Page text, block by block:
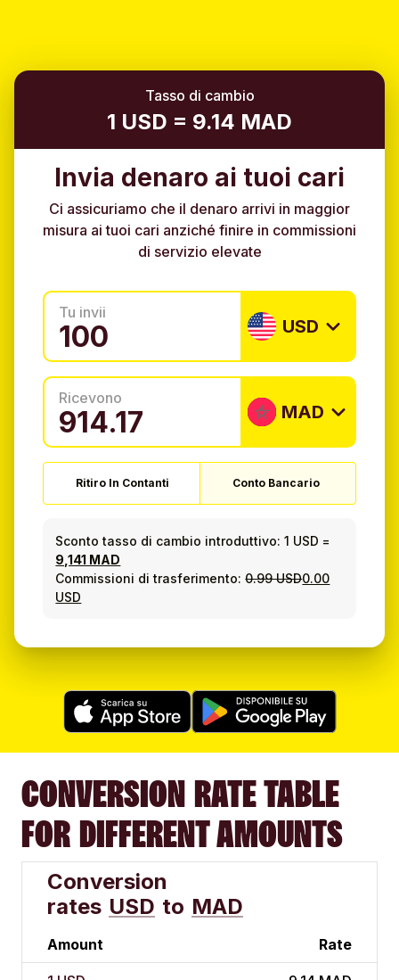
Tasso di cambio
1 USD = 9.14 MAD
Invia denaro ai tuoi cari
Ci assicuriamo che il denaro arrivi in maggior
misura ai tuoi cari anziché finire in commissioni
di servizio elevate
Tu invii
USD
Ricevono
MAD
Ritiro In Contanti Conto Bancario
Sconto tasso di cambio introduttivo: 1 USD =
9,141 MAD
Commissioni di trasferimento:0.99 USD0.00
USD
CONVERSION RATE TABLE
FOR DIFFERENT AMOUNTS
Conversion
rates USD to MAD
Amount Rate